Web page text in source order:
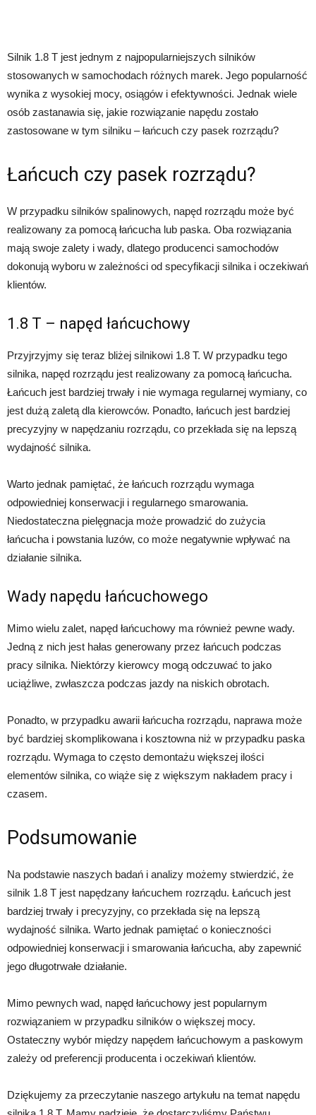
Silnik 1.8 T jest jednym z najpopularniejszych silników
stosowanych w samochodach różnych marek. Jego popularność
wynika z wysokiej mocy, osiągów i efektywności. Jednak wiele
osób zastanawia się, jakie rozwiązanie napędu zostało
zastosowane w tym silniku – łańcuch czy pasek rozrządu?
Łańcuch czy pasek rozrządu?
W przypadku silników spalinowych, napęd rozrządu może być
realizowany za pomocą łańcucha lub paska. Oba rozwiązania
mają swoje zalety i wady, dlatego producenci samochodów
dokonują wyboru w zależności od specyfikacji silnika i oczekiwań
klientów.
1.8 T – napęd łańcuchowy
Przyjrzyjmy się teraz bliżej silnikowi 1.8 T. W przypadku tego
silnika, napęd rozrządu jest realizowany za pomocą łańcucha.
Łańcuch jest bardziej trwały i nie wymaga regularnej wymiany, co
jest dużą zaletą dla kierowców. Ponadto, łańcuch jest bardziej
precyzyjny w napędzaniu rozrządu, co przekłada się na lepszą
wydajność silnika.
Warto jednak pamiętać, że łańcuch rozrządu wymaga
odpowiedniej konserwacji i regularnego smarowania.
Niedostateczna pielęgnacja może prowadzić do zużycia
łańcucha i powstania luzów, co może negatywnie wpływać na
działanie silnika.
Wady napędu łańcuchowego
Mimo wielu zalet, napęd łańcuchowy ma również pewne wady.
Jedną z nich jest hałas generowany przez łańcuch podczas
pracy silnika. Niektórzy kierowcy mogą odczuwać to jako
uciążliwe, zwłaszcza podczas jazdy na niskich obrotach.
Ponadto, w przypadku awarii łańcucha rozrządu, naprawa może
być bardziej skomplikowana i kosztowna niż w przypadku paska
rozrządu. Wymaga to często demontażu większej ilości
elementów silnika, co wiąże się z większym nakładem pracy i
czasem.
Podsumowanie
Na podstawie naszych badań i analizy możemy stwierdzić, że
silnik 1.8 T jest napędzany łańcuchem rozrządu. Łańcuch jest
bardziej trwały i precyzyjny, co przekłada się na lepszą
wydajność silnika. Warto jednak pamiętać o konieczności
odpowiedniej konserwacji i smarowania łańcucha, aby zapewnić
jego długotrwałe działanie.
Mimo pewnych wad, napęd łańcuchowy jest popularnym
rozwiązaniem w przypadku silników o większej mocy.
Ostateczny wybór między napędem łańcuchowym a paskowym
zależy od preferencji producenta i oczekiwań klientów.
Dziękujemy za przeczytanie naszego artykułu na temat napędu